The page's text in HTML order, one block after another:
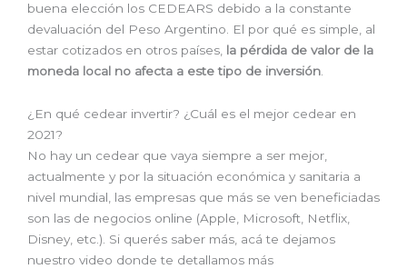
buena elección los CEDEARS debido a la constante
devaluación del Peso Argentino. El por qué es simple, al
estar cotizados en otros países, la pérdida de valor de la
moneda local no afecta a este tipo de inversión.
¿En qué cedear invertir? ¿Cuál es el mejor cedear en
2021?
No hay un cedear que vaya siempre a ser mejor,
actualmente y por la situación económica y sanitaria a
nivel mundial, las empresas que más se ven beneficiadas
son las de negocios online (Apple, Microsoft, Netflix,
Disney, etc.). Si querés saber más, acá te dejamos
nuestro video donde te detallamos más